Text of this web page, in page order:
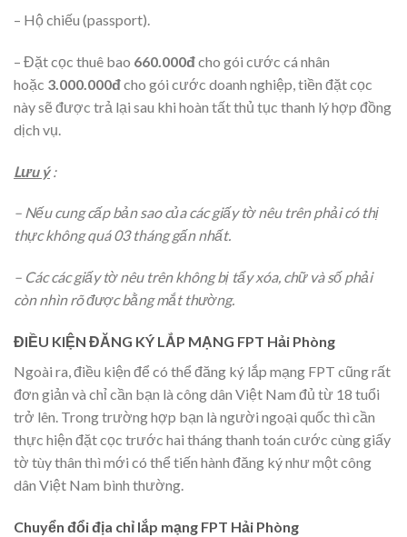
– Hộ chiếu (passport).
– Đặt cọc thuê bao 660.000đcho gói cước cá nhân
hoặc 3.000.000đcho gói cước doanh nghiệp, tiền đặt cọc
này sẽ được trả lại sau khi hoàn tất thủ tục thanh lý hợp đồng
dịch vụ.
Lưu ý:
– Nếu cung cấp bản sao của các giấy tờ nêu trên phải có thị
thực không quá 03 tháng gấn nhất.
– Các các giấy tờ nêu trên không bị tẩy xóa, chữ và số phải
còn nhìn rõ được bằng mắt thường.
ĐIỀU KIỆN ĐĂNG KÝ LẮP MẠNG FPT Hải Phòng
Ngoài ra, điều kiện để có thể đăng ký lắp mạng FPT cũng rất
đơn giản và chỉ cần bạn là công dân Việt Nam đủ từ 18 tuổi
trở lên. Trong trường hợp bạn là người ngoại quốc thì cần
thực hiện đặt cọc trước hai tháng thanh toán cước cùng giấy
tờ tùy thân thì mới có thể tiến hành đăng ký như một công
dân Việt Nam bình thường.
Chuyển đổi địa chỉ lắp mạng FPT Hải Phòng